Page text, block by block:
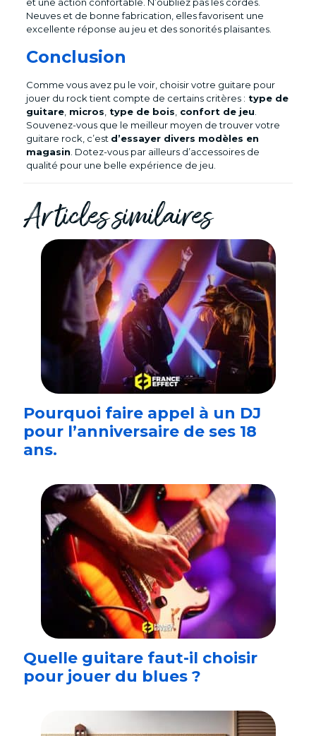
Neuves et de bonne fabrication, elles favorisent une
excellente réponse au jeu et des sonorités plaisantes.
Conclusion
Comme vous avez pu le voir, choisir votre guitare pour
jouer du rock tient compte de certains critères : type de
guitare, micros type de bois confort de jeu
Souvenez-vous que le meilleur moyen de trouver votre
guitare rock, c’est d’essayer divers modèles en
magasin . Dotez-vous par ailleurs d’accessoires de
qualité pour une belle expérience de jeu.
Articles similaires
Pourquoi faire appel à un DJ
pour l’anniversaire de ses 18
ans.
Quelle guitare faut-il choisir
pour jouer du blues ?